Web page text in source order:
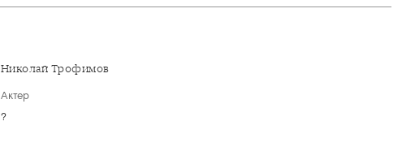
Николай Трофимов
Актер
?